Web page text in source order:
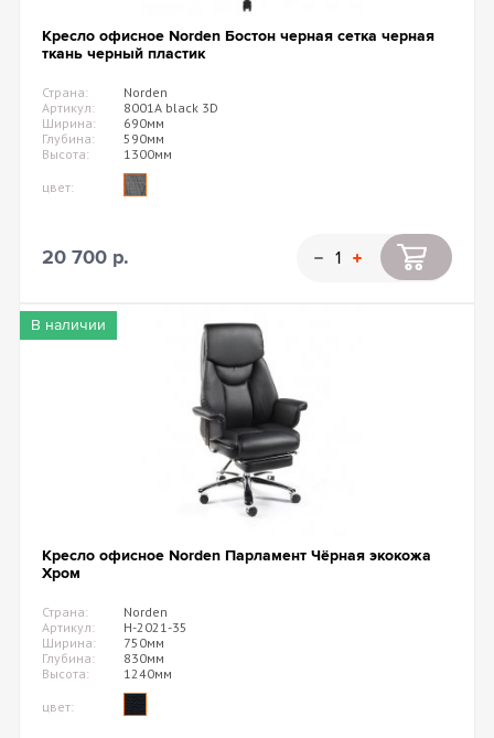
Кресло офисное Norden Бостон черная сетка черная
ткань черный пластик
Страна:
Norden
Артикул:
8001A black 3D
Ширина:
690мм
Глубина:
590мм
Высота:
1300мм
цвет:
20 700 р.
В наличии
Кресло офисное Norden Парламент Чёрная экокожа
Хром
Страна:
Norden
Артикул:
H-2021-35
Ширина:
750мм
Глубина:
830мм
Высота:
1240мм
цвет: